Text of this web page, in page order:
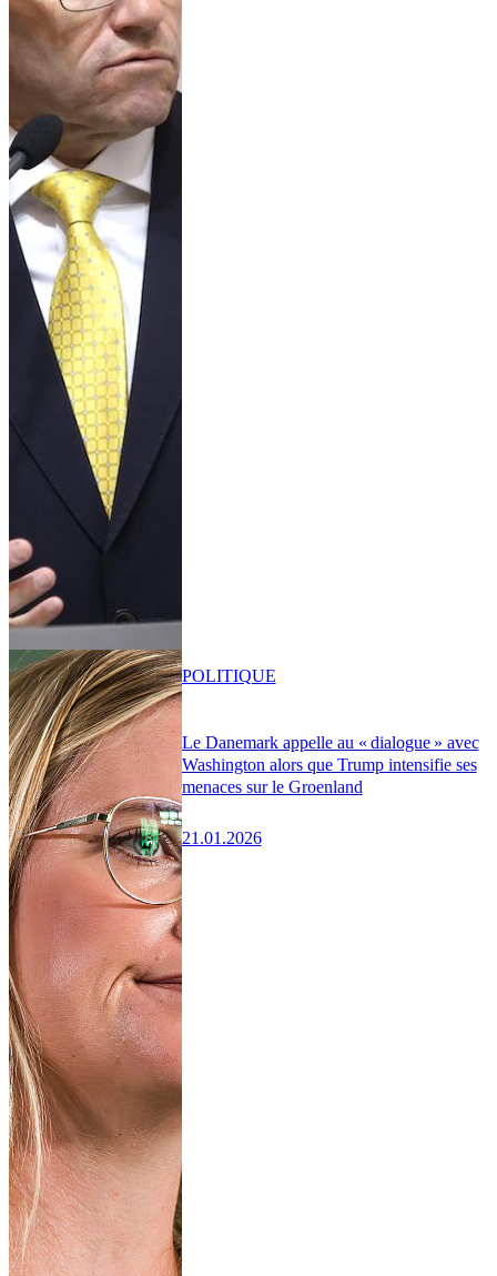
Le Danemark appelle au « dialogue » avec
Washington alors que Trump intensifie ses
menaces sur le Groenland
21.01.2026
POLITIQUE